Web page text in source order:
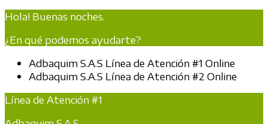
Hola! Buenas noches.
¿En qué podemos ayudarte?
Adbaquim S.A.S Línea de Atención #1 Online
Adbaquim S.A.S Línea de Atención #2 Online
Línea de Atención #1